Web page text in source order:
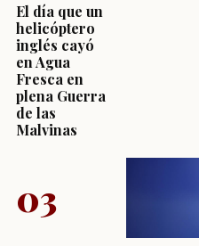
El día que un
helicóptero
inglés cayó
en Agua
Fresca en
plena Guerra
de las
Malvinas
03